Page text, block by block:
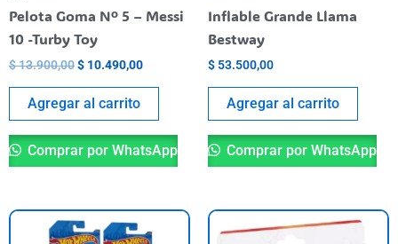
Pelota Goma Nº 5 – Messi
10 -Turby Toy
$13.900,00$ 10.490,00
Agregar al carrito
Comprar por WhatsApp
Inflable Grande Llama
Bestway
$ 53.500,00
Agregar al carrito
Comprar por WhatsApp